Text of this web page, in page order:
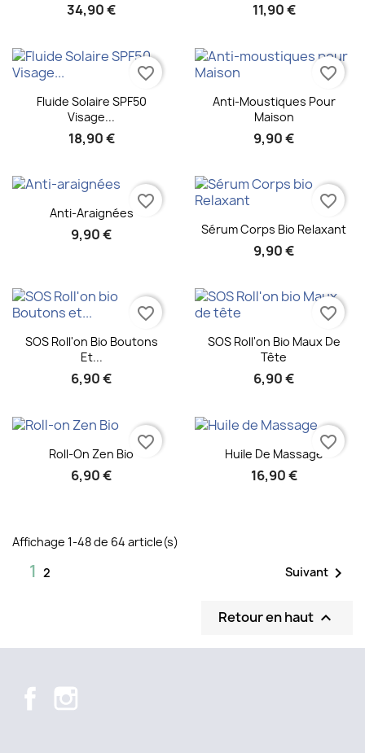
34,90 € 11,90 €
Aperçu rapide
Fluide Solaire SPF50
Visage...
18,90 €
favorite_border
Aperçu rapide
Anti-Moustiques Pour
Maison
9,90 €
favorite_border
Aperçu rapide
Anti-Araignées
9,90 €
favorite_border
Aperçu rapide
Sérum Corps Bio Relaxant
9,90 €
favorite_border
Aperçu rapide
SOS Roll'on Bio Boutons
Et...
6,90 €
favorite_border
Aperçu rapide
SOS Roll'on Bio Maux De
Tête
6,90 €
favorite_border
Aperçu rapide
Roll-On Zen Bio
6,90 €
favorite_border Aperçu rapide
Huile De Massage
16,90 €
favorite_border
Affichage 1-48 de 64 article(s)
1 2 Suivant 
Retour en haut 
Facebook